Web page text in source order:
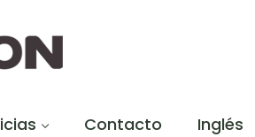
Contacto Inglés